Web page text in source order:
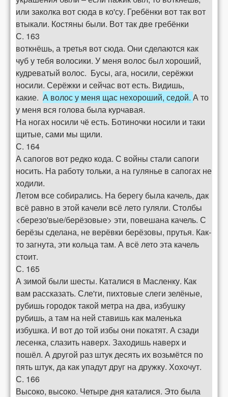
или заколка вот сюда в ко'су. Гребёнки вот так вот
втыкали. Костяны были. Вот так две гребёнки
С. 163
воткнёшь, а третья вот сюда. Они сделаются как
чуб у тебя волосики. У меня волос был хороший,
кудреватый волос. Бусы, ага, носили, серёжки
носили. Серёжки и сейчас вот есть. Видишь,
какие. А волос у меня щас нехороший, седой. А то
у меня вся голова была курчавая.
На ногах носили чё есть. Ботиночки носили и таки
щитые, сами мы щили.
С. 164
А сапогов вот редко кода. С войны стали сапоги
носить. На работу тольки, а на гулянье в сапогах не
ходили.
Летом все собирались. На берегу была качель, дак
всё равно в этой качели всё лето гуляли. Столбы
<березо'вые/берёзовые> эти, повешана качель. С
берёзы сделана, не верёвки берёзовы, прутья. Как-
то загнута, эти кольца там. А всё лето эта качель
стоит.
С. 165
А зимой были шесты. Каталися в Масленку. Как
вам рассказать. Сле'ги, пихтовые слеги зелёные,
рубишь городок такой метра на два, избушку
рубишь, а там на ней ставишь как маленька
избушка. И вот до той избы они покатят. А сзади
лесенка, слазить наверх. Заходишь наверх и
пошёл. А другой раз штук десять их возьмётся по
пять штук, да как упадут друг на дружку. Хохочут.
С. 166
Высоко, высоко. Четыре дня каталися. Это была